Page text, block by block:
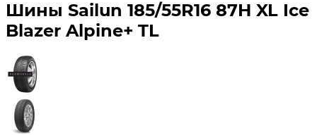
Шины Sailun 185/55R16 87H XL Ice
Blazer Alpine+ TL